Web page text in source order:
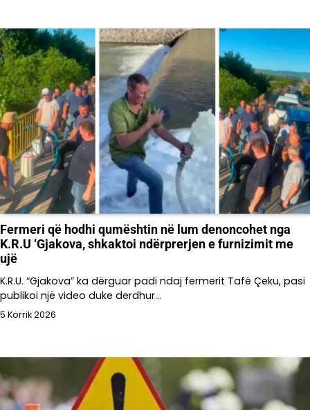
Fermeri që hodhi qumështin në lum denoncohet nga
K.R.U ‘Gjakova, shkaktoi ndërprerjen e furnizimit me
ujë
K.R.U. “Gjakova” ka dërguar padi ndaj fermerit Tafë Çeku, pasi
publikoi një video duke derdhur…
5 Korrik 2026